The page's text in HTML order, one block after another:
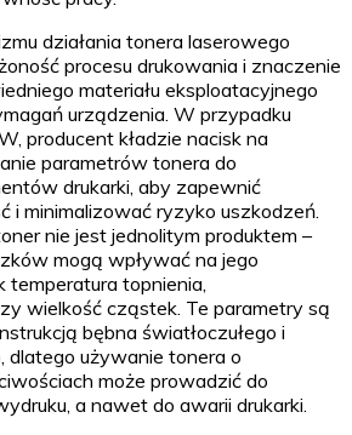
działania tonera laserowego
procesu drukowania i znaczenie
materiału eksploatacyjnego
urządzenia. W przypadku
producent kładzie nacisk na
parametrów tonera do
drukarki, aby zapewnić
i minimalizować ryzyko uszkodzeń.
nie jest jednolitym produktem –
mogą wpływać na jego
temperatura topnienia,
wielkość cząstek. Te parametry są
bębna światłoczułego i
dlatego używanie tonera o
może prowadzić do
a nawet do awarii drukarki.